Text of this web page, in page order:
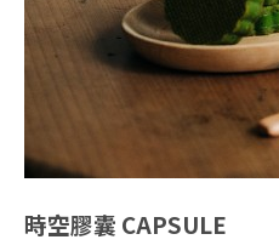
時空膠囊 CAPSULE